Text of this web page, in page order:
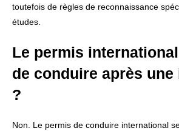
toutefois de règles de reconnaissance
études.
Le permis
de conduire après
?
Non. Le permis de conduire international